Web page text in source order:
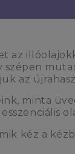
az
az
minta
kéz a